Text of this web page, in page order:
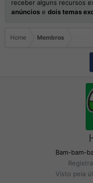
receber alguns recursos
anúncios e dois temas
Home Membros
Bam-bam-
Visto pela